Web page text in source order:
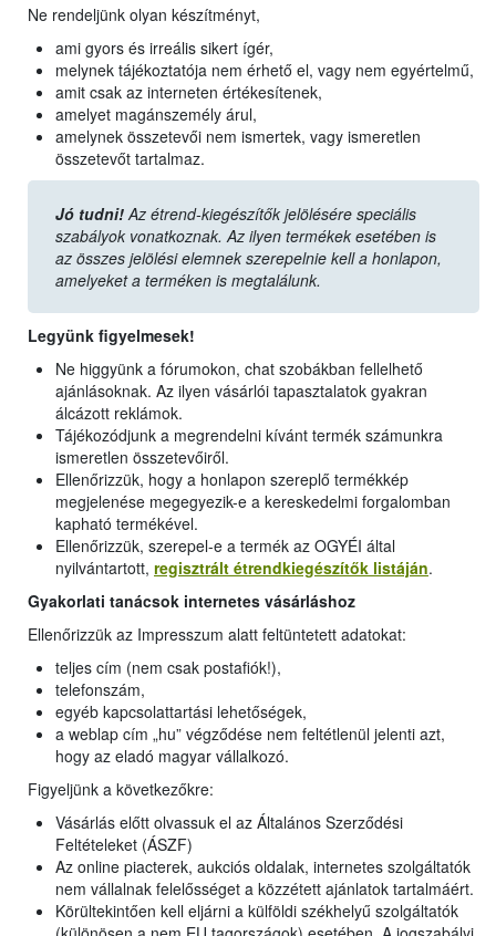
Ne rendeljünk olyan készítményt,
ami gyors és irreális sikert ígér,
melynek tájékoztatója nem érhető el, vagy nem egyértelmű,
amit csak az interneten értékesítenek,
amelyet magánszemély árul,
amelynek összetevői nem ismertek, vagy ismeretlen
összetevőt tartalmaz.
Jó tudni!Az étrend-kiegészítők jelölésére speciális
szabályok vonatkoznak. Az ilyen termékek esetében is
az összes jelölési elemnek szerepelnie kell a honlapon,
amelyeket a terméken is megtalálunk.
Legyünk figyelmesek!
Ne higgyünk a fórumokon, chat szobákban fellelhető
ajánlásoknak. Az ilyen vásárlói tapasztalatok gyakran
álcázott reklámok.
Tájékozódjunk a megrendelni kívánt termék számunkra
ismeretlen összetevőiről.
Ellenőrizzük, hogy a honlapon szereplő termékkép
megjelenése megegyezik-e a kereskedelmi forgalomban
kapható termékével.
Ellenőrizzük, szerepel-e a termék az OGYÉI által
nyilvántartott, regisztrált étrendkiegészítők listáján.
Gyakorlati tanácsok internetes vásárláshoz
Ellenőrizzük az Impresszum alatt feltüntetett adatokat:
teljes cím (nem csak postafiók!),
telefonszám,
egyéb kapcsolattartási lehetőségek,
a weblap cím „hu” végződése nem feltétlenül jelenti azt,
hogy az eladó magyar vállalkozó.
Figyeljünk a következőkre:
Vásárlás előtt olvassuk el az Általános Szerződési
Feltételeket (ÁSZF)
Az online piacterek, aukciós oldalak, internetes szolgáltatók
nem vállalnak felelősséget a közzétett ajánlatok tartalmáért.
Körültekintően kell eljárni a külföldi székhelyű szolgáltatók